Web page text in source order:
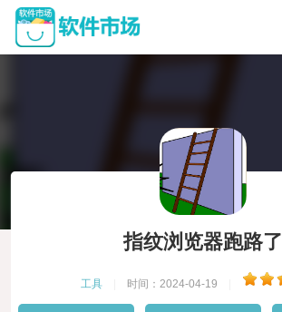
指纹浏览器跑路了
工具 时间：2024-04-19